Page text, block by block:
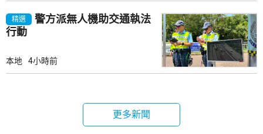
精選
警方派無人機助交通執法
行動
本地 4小時前
更多新聞